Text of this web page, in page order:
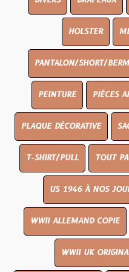
HOLSTER
PANTALON/SHORT/
PEINTURE PIÈCES
PLAQUE DÉCORATIVE
T-SHIRT/PULL TOUT
US 1946 À NOS
WWII ALLEMAND COPIE
WWII UK